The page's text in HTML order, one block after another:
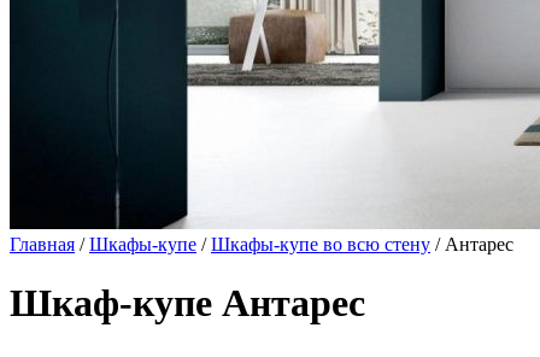
Главная /Шкафы-купе /Шкафы-купе во всю стену / Антарес
Шкаф-купе Антарес